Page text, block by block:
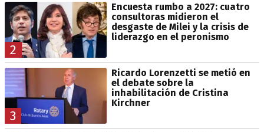
2
Encuesta rumbo a 2027: cuatro
consultoras midieron el
desgaste de Milei y la crisis de
liderazgo en el peronismo
3
Ricardo Lorenzetti se metió en
el debate sobre la
inhabilitación de Cristina
Kirchner